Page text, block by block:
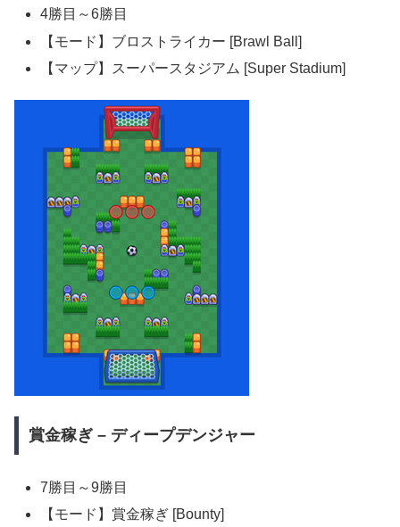
4勝目～6勝目
【モード】ブロストライカー [Brawl Ball]
【マップ】スーパースタジアム [Super Stadium]
賞金稼ぎ – ディープデンジャー
7勝目～9勝目
【モード】賞金稼ぎ [Bounty]